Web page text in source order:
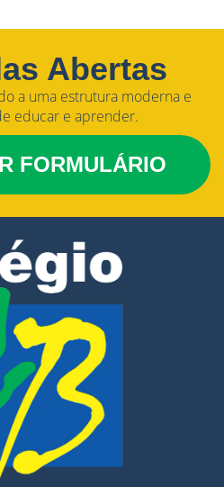
Abertas
a uma estrutura moderna e
educar e aprender.
FORMULÁRIO